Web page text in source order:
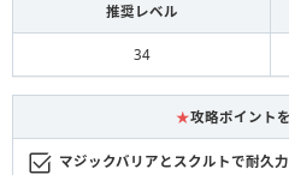
推奨レベル
34
★攻略ポイント
マジックバリアとスクルトで耐久